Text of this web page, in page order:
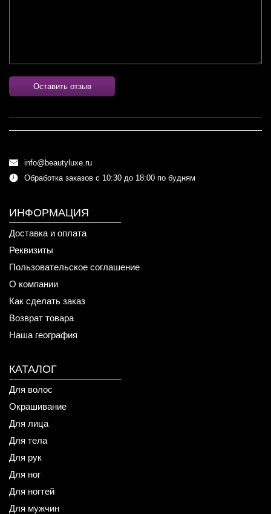
Оставить отзыв
info@beautyluxe.ru
Обработка заказов с 10:30 до 18:00 по будням
ИНФОРМАЦИЯ
Доставка и оплата
Реквизиты
Пользовательское соглашение
О компании
Как сделать заказ
Возврат товара
Наша география
КАТАЛОГ
Для волос
Окрашивание
Для лица
Для тела
Для рук
Для ног
Для ногтей
Для мужчин